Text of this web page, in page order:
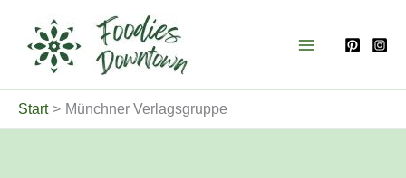
springen
Start Münchner Verlagsgruppe